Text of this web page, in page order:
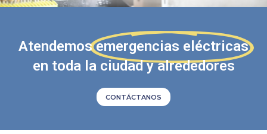
Atendemos emergencias eléctricas
en toda la ciudad y alrededores
CONTÁCTANOS